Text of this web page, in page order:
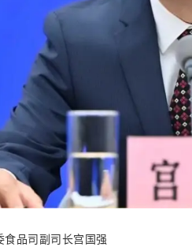
品司副司长宫国强